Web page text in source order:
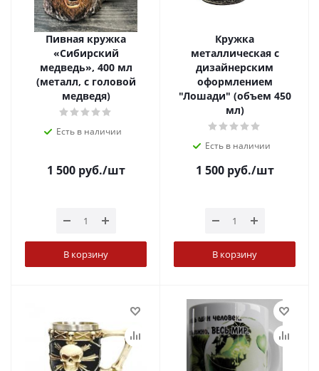
Пивная кружка
«Сибирский
медведь», 400 мл
(металл, с головой
медведя)
Есть в наличии
1 500руб./шт
В корзину
Кружка
металлическая с
дизайнерским
оформлением
"Лошади" (объем 450
мл)
Есть в наличии
1 500руб./шт
В корзину